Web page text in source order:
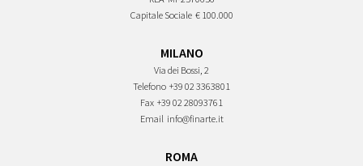
Capitale Sociale € 100.000
MILANO
Via dei Bossi, 2
Telefono +39 02 3363801
Fax +39 02 28093761
Email info@finarte.it
ROMA